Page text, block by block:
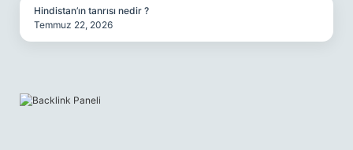
Hindistan’ın tanrısı nedir ?
Temmuz 22, 2026